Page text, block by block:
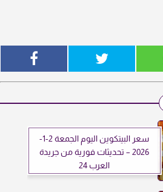
سعر البيتكوين اليوم الجمعة 2-1-
2026 – تحديثات فورية من جريدة
العرب 24